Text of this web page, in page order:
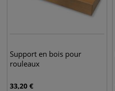
Support en bois pour
rouleaux
33,20 €